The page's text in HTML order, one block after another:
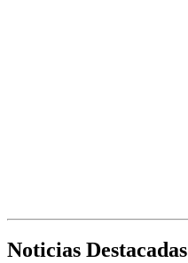
Noticias Destacadas